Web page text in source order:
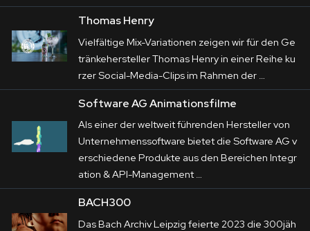
Thomas Henry
Vielfältige Mix-Variationen zeigen wir für den Ge
tränkehersteller Thomas Henry in einer Reihe ku
rzer Social-Media-Clips im Rahmen der …
Software AG Animationsfilme
Als einer der weltweit führenden Hersteller von
Unternehmenssoftware bietet die Software AG v
erschiedene Produkte aus den Bereichen Integr
ation & API-Management …
BACH300
Das Bach Archiv Leipzig feierte 2023 die 300jäh